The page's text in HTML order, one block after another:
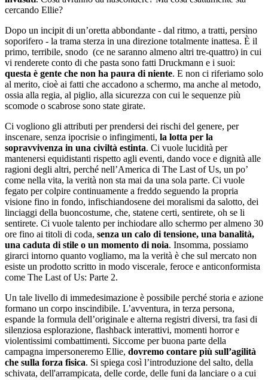
cercando Ellie?
Dopo un incipit di un’oretta abbondante - dal ritmo, a tratti, persino
soporifero - la trama sterza in una direzione totalmente inattesa. È il
primo, terribile, snodo (ce ne saranno almeno altri tre-quattro) in cui
vi renderete conto di che pasta sono fatti Druckmann e i suoi:
questa è gente che non ha paura di niente. E non ci riferiamo solo
al merito, cioè ai fatti che accadono a schermo, ma anche al metodo,
ossia alla regia, al piglio, alla sicurezza con cui le sequenze più
scomode o scabrose sono state girate.
Ci vogliono gli attributi per prendersi dei rischi del genere, per
inscenare, senza ipocrisie o infingimenti, la lotta per la
sopravvivenza in una civiltà estinta. Ci vuole lucidità per
mantenersi equidistanti rispetto agli eventi, dando voce e dignità alle
ragioni degli altri, perché nell’America di The Last of Us, un po’
come nella vita, la verità non sta mai da una sola parte. Ci vuole
fegato per colpire continuamente a freddo seguendo la propria
visione fino in fondo, infischiandosene dei moralismi da salotto, dei
linciaggi della buoncostume, che, statene certi, sentirete, oh se li
sentirete. Ci vuole talento per inchiodare allo schermo per almeno 30
ore fino ai titoli di coda, senza un calo di tensione, una banalità,
una caduta di stile o un momento di noia. Insomma, possiamo
girarci intorno quanto vogliamo, ma la verità è che sul mercato non
esiste un prodotto scritto in modo viscerale, feroce e anticonformista
come The Last of Us: Parte 2.
Un tale livello di immedesimazione è possibile perché storia e azione
formano un corpo inscindibile. L’avventura, in terza persona,
espande la formula dell’originale e alterna registri diversi, tra fasi di
silenziosa esplorazione, flashback interattivi, momenti horror e
violentissimi combattimenti. Siccome per buona parte della
campagna impersoneremo Ellie, dovremo contare più sull’agilità
che sulla forza fisica. Si spiega così l’introduzione del salto, della
schivata, dell'arrampicata, delle corde, delle funi da lanciare o a cui